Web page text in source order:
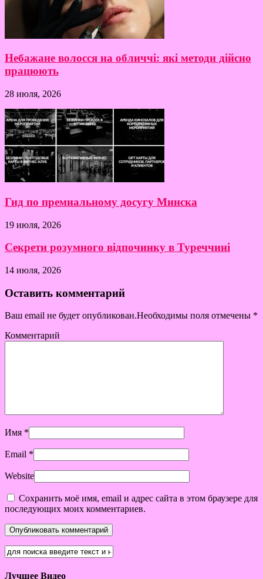
Небажане волосся на обличчі: які методи дійсно
працюють
28 июля, 2026
Гид по премиальному досугу Минска
19 июля, 2026
Секрети розумного відпочинку в Туреччині
14 июля, 2026
Оставить комментарий
Ваш email не будет опубликован.Необходимы поля отмечены *
Комментарий
Имя *
Email *
Website
Сохранить моё имя, email и адрес сайта в этом браузере для
последующих моих комментариев.
Лучшее Видео